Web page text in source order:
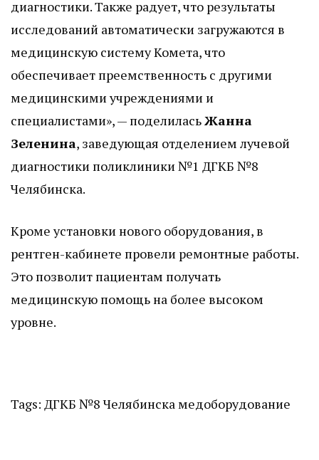
диагностики. Также радует, что результаты
исследований автоматически загружаются в
медицинскую систему Комета, что
обеспечивает преемственность с другими
медицинскими учреждениями и
специалистами», — поделиласьЖанна
Зеленина, заведующая отделением лучевой
диагностики поликлиники №1 ДГКБ №8
Челябинска.
Кроме установки нового оборудования, в
рентген-кабинете провели ремонтные работы.
Это позволит пациентам получать
медицинскую помощь на более высоком
уровне.
Tags: ДГКБ №8 Челябинскамедоборудование